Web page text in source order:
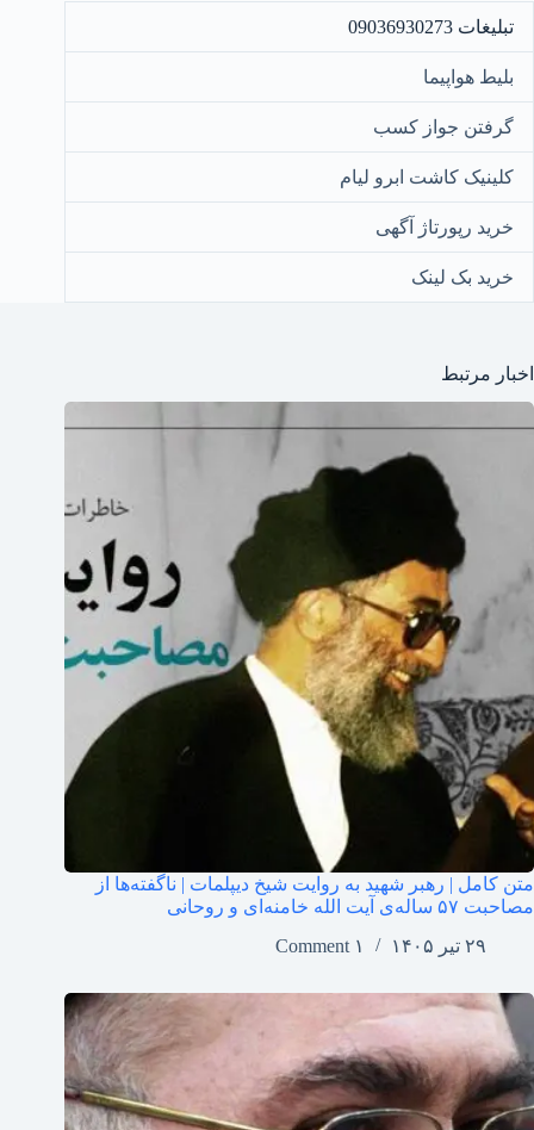
تبلیغات 09036930273
بلیط هواپیما
گرفتن جواز کسب
کلینیک کاشت ابرو لیام
خرید رپورتاژ آگهی
خرید بک لینک
اخبار مرتبط
متن کامل | رهبر شهید به روایت شیخ دیپلمات | ناگفته‌ها از
مصاحبت ۵۷ ساله‌ی آیت الله خامنه‌ای و روحانی
۲۹ تیر ۱۴۰۵
۱ Comment